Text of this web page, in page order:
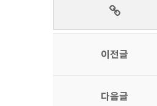
이전글
다음글